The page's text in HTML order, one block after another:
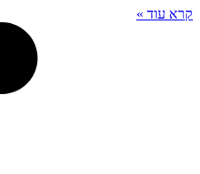
קרא עוד »